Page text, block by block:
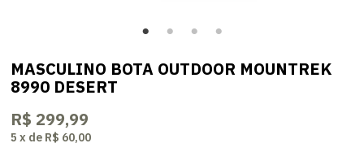
MASCULINO BOTA OUTDOOR MOUNTREK
8990 DESERT
R$ 299,99
5 x de R$ 60,00